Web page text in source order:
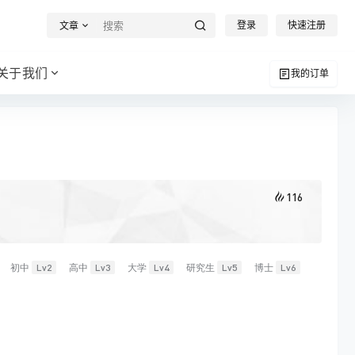
文章 登录 快速注册
于我们 我的订单
116
初中 Lv2 高中 Lv3 大学 Lv4 研究生 Lv5 博士 Lv6